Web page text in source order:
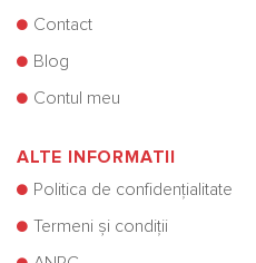
Contact
Blog
Contul meu
ALTE INFORMATII
Politica de confidențialitate
Termeni și condiții